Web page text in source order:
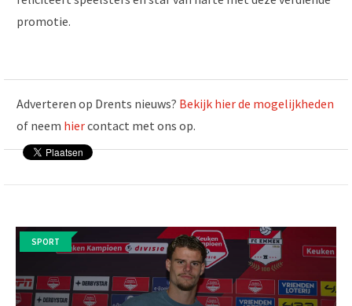
promotie.
Adverteren op Drents nieuws? Bekijk hier de mogelijkheden
of neem hiercontact met ons op.
SPORT